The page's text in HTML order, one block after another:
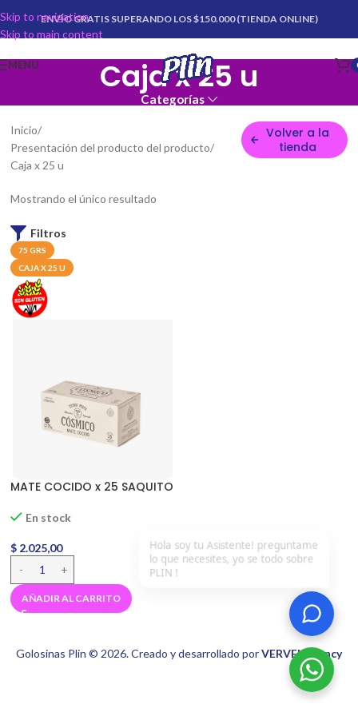
Skip to navigation
Skip to main content
ENVÍO GRATIS SUPERANDO LOS $150.000 (TIENDA ONLINE)
MENU Caja x 25 u
Categorías
Inicio
Presentación del producto del producto
Caja x 25 u
Volver a la
tienda
Mostrando el único resultado
Filtros
75 GRS
CAJA X 25 U
MATE COCIDO x 25 SAQUITO
En stock
$ 2.025,00
AÑADIR AL CARRITO
Golosinas Plin © 2026. Creado y desarrollado porVERVEL agency
Hola soy tu Asistente! preguntame
lo que necesites, yo se todo sobre
PLIN !